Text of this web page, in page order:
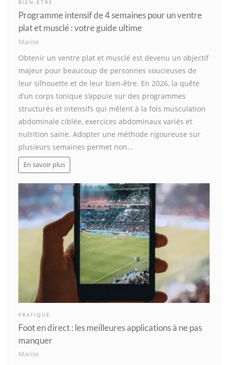
BIEN-ÊTRE
Programme intensif de 4 semaines pour un ventre
plat et musclé : votre guide ultime
Marise
Obtenir un ventre plat et musclé est devenu un objectif
majeur pour beaucoup de personnes soucieuses de
leur silhouette et de leur bien-être. En 2026, la quête
d’un corps tonique s’appuie sur des programmes
structurés et intensifs qui mêlent à la fois musculation
abdominale ciblée, exercices abdominaux variés et
nutrition saine. Adopter une méthode rigoureuse sur
plusieurs semaines permet non…
En savoir plus
PRATIQUE
Foot en direct : les meilleures applications à ne pas
manquer
Marise